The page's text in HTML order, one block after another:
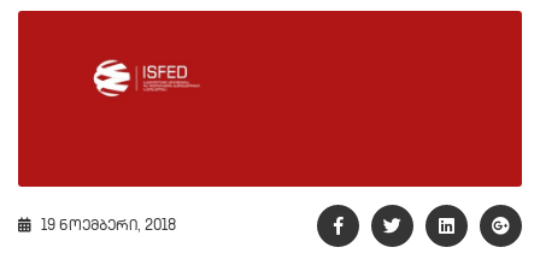
19 ნოემბერი, 2018